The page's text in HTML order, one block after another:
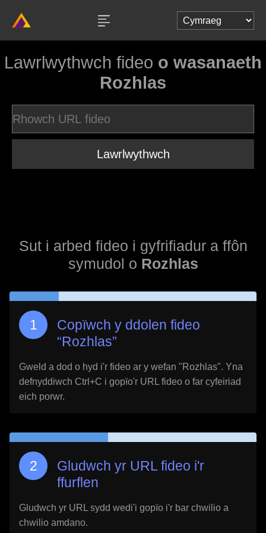
Lawrlwythwch fideo o wasanaeth
Rozhlas
Lawrlwythwch
Sut i arbed fideo i gyfrifiadur a ffôn
symudol o Rozhlas
Copïwch y ddolen fideo
“Rozhlas”
Gweld a dod o hyd i'r fideo ar y wefan "Rozhlas". Yna
defnyddiwch Ctrl+C i gopïo'r URL fideo o far cyfeiriad
eich porwr.
Gludwch yr URL fideo i'r
ffurflen
Gludwch yr URL sydd wedi'i gopïo i'r bar chwilio a
chwilio amdano.